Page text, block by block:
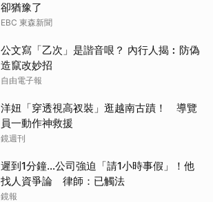
卻猶豫了
EBC 東森新聞
公文寫「乙次」是諧音哏？ 內行人揭︰防偽
造竄改妙招
自由電子報
洋妞「穿透視高衩裝」逛越南古蹟！ 導覽
員一動作神救援
鏡週刊
遲到1分鐘…公司強迫「請1小時事假」！他
找人資爭論 律師：已觸法
鏡報